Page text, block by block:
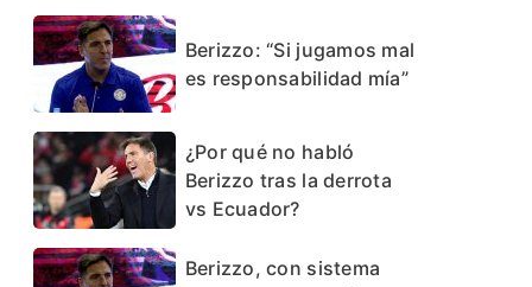
Berizzo: “Si jugamos mal
es responsabilidad mía”
¿Por qué no habló
Berizzo tras la derrota
vs Ecuador?
Berizzo, con sistema